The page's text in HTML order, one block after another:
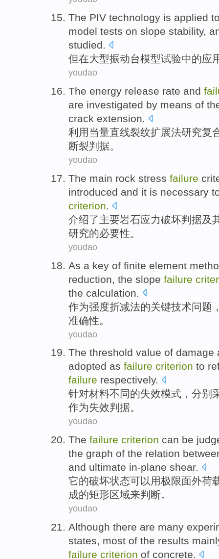
The PIV technology is applied
model tests on slope stability,
studied.
但在大型振动台模型试验中的应
youdao
The energy release rate and
are investigated by means of
crack extension.
利用当量直线裂纹扩展法研究复
断裂判据。
youdao
The main rock stress failure
introduced and it is necessary
criterion.
介绍了主要岩石应力破坏判据及
研究的必要性。
youdao
As a key of finite element
reduction the slope failure
the calculation
作为强度折减法的关键技术问题
准确性 。
youdao
The threshold value of damage
adopted as failure criterion to
failure respectively.
针对材料不同的失效模式， 分别
作为失效判据。
youdao
The failure criterion can be
the graph of the relation
and ultimate in-plane shear.
它的破坏状态可以用极限面外荷
成的矩形区域来判断。
youdao
Although there are many
states, most of the results
failure criterion of concrete.